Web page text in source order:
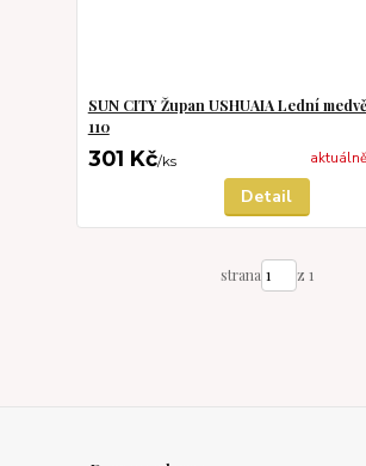
SUN CITY Župan USHUAIA Lední
110
301 Kč/ks
Detail
strana z 1